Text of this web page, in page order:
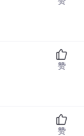
赞
赞